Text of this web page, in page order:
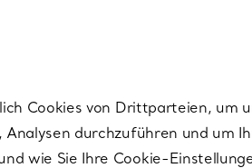
Cookies von Drittparteien, um
durchzuführen und um
wie Sie Ihre Cookie-